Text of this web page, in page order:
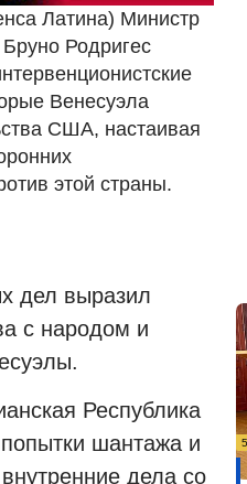
Латина) Министр
Родригес
Венесуэла
США, настаивая
этой страны.
дел выразил
с народом и
Республика
шантажа и
дела со